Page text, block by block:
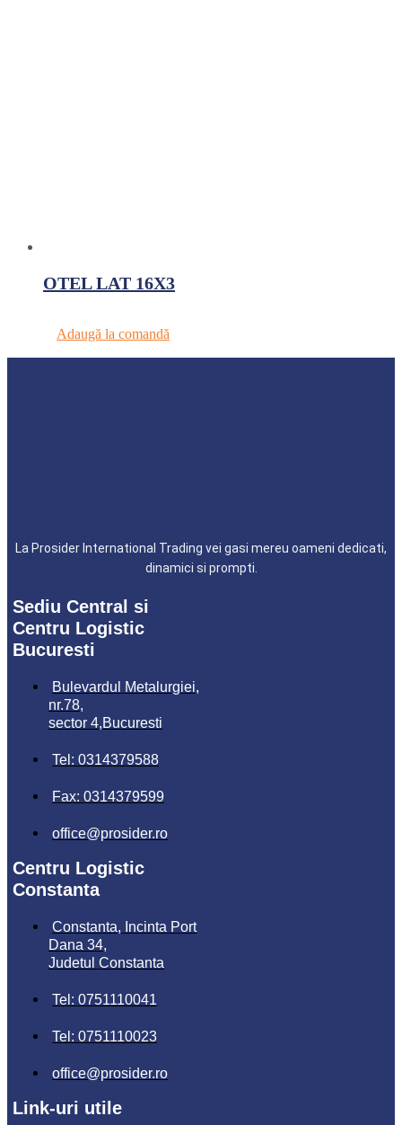
OTEL LAT 16X3
Adaugă la comandă
La Prosider International Trading vei gasi mereu oameni dedicati,
dinamici si prompti.
Sediu Central si
Centru Logistic
Bucuresti
Bulevardul Metalurgiei,
nr.78,
sector 4,Bucuresti
Tel: 0314379588
Fax: 0314379599
office@prosider.ro
Centru Logistic
Constanta
Constanta, Incinta Port
Dana 34,
Judetul Constanta
Tel: 0751110041
Tel: 0751110023
office@prosider.ro
Link-uri utile